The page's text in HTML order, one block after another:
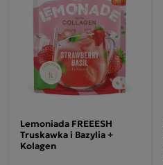
Lemoniada FREEESH
Truskawka i Bazylia +
Kolagen